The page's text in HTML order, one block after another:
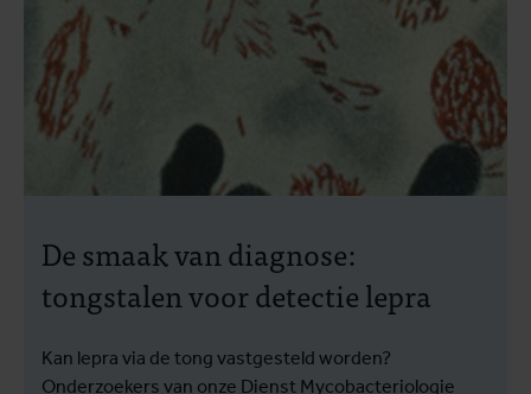
De smaak van diagnose:
tongstalen voor detectie lepra
Kan lepra via de tong vastgesteld worden?
Onderzoekers van onze Dienst Mycobacteriologie